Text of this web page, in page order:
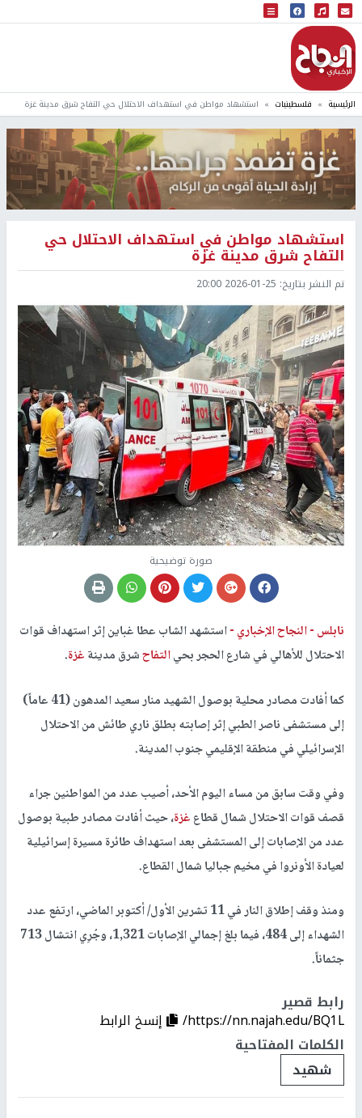
البث المباشر
إذاعة النجاح
الرئيسية فلسطينيات استشهاد مواطن في استهداف الاحتلال حي التفاح شرق مدينة غزة
استشهاد مواطن في استهداف الاحتلال حي
التفاح شرق مدينة غزة
تم النشر بتاريخ: 2026-01-25 20:00
صورة توضيحية
نابلس -النجاح الإخباري -استشهد الشاب عطا غباين إثر استهداف قوات
الاحتلال للأهالي في شارع الحجر بحيالتفاحشرق مدينةغزة.
كما أفادت مصادر محلية بوصول الشهيد منار سعيد المدهون (41 عاماً)
إلى مستشفى ناصر الطبي إثر إصابته بطلق ناري طائش من الاحتلال
الإسرائيلي في منطقة الإقليمي جنوب المدينة.
وفي وقت سابق من مساء اليوم الأحد، أصيب عدد من المواطنين جراء
قصف قوات الاحتلال شمال قطاعغزة، حيث أفادت مصادر طبية بوصول
عدد من الإصابات إلى المستشفى بعد استهداف طائرة مسيرة إسرائيلية
لعيادة الأونروا في مخيم جباليا شمال القطاع.
ومنذ وقف إطلاق النار في 11 تشرين الأول/ أكتوبر الماضي، ارتفع عدد
الشهداء إلى 484، فيما بلغ إجمالي الإصابات 1,321، وجُرِي انتشال 713
جثماناً.
رابط قصير
https://nn.najah.edu/BQ1L/
إنسخ الرابط
الكلمات المفتاحية
شهيد